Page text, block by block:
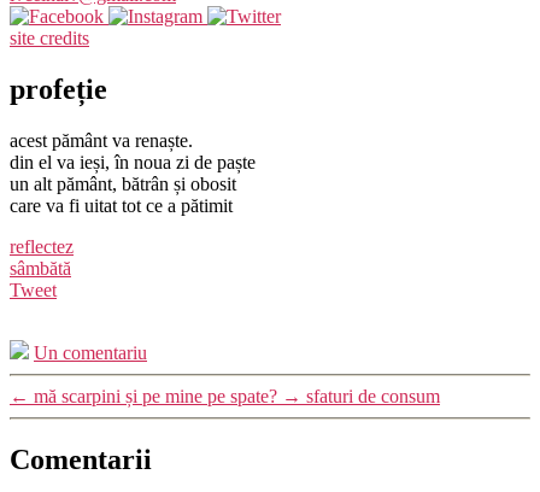
site credits
profeție
acest pământ va renaște.
din el va ieși, în noua zi de paște
un alt pământ, bătrân și obosit
care va fi uitat tot ce a pătimit
reflectez
sâmbătă
Tweet
Un comentariu
← mă scarpini și pe mine pe spate? → sfaturi de consum
Comentarii